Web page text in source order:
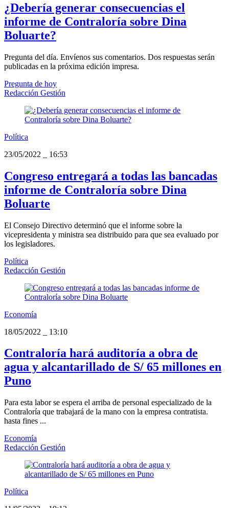
¿Debería generar consecuencias el
informe de Contraloría sobre Dina
Boluarte?
Pregunta del día. Envíenos sus comentarios. Dos respuestas serán
publicadas en la próxima edición impresa.
Pregunta de hoy
Redacción Gestión
Política
23/05/2022
16:53
Congreso entregará a todas las bancadas
informe de Contraloría sobre Dina
Boluarte
El Consejo Directivo determinó que el informe sobre la
vicepresidenta y ministra sea distribuido para que sea evaluado por
los legisladores.
Política
Redacción Gestión
Economía
18/05/2022
13:10
Contraloría hará auditoría a obra de
agua y alcantarillado de S/ 65 millones en
Puno
Para esta labor se espera el arriba de personal especializado de la
Contraloría que trabajará de la mano con la empresa contratista.
hasta fines ...
Economía
Redacción Gestión
Política